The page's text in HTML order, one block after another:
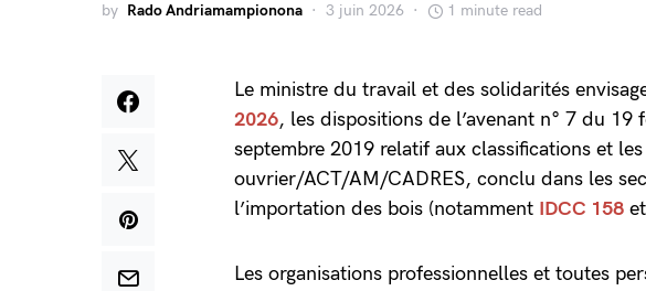
by Rado Andriamampionona 3 juin 2026 1 minute read
Le ministre du travail et des solidarités
2026, les dispositions de l’avenant n° 7 du 19
septembre 2019 relatif aux classifications et
ouvrier/ACT/AM/CADRES, conclu dans les
l’importation des bois (notamment IDCC 158 et
Les organisations professionnelles et toutes